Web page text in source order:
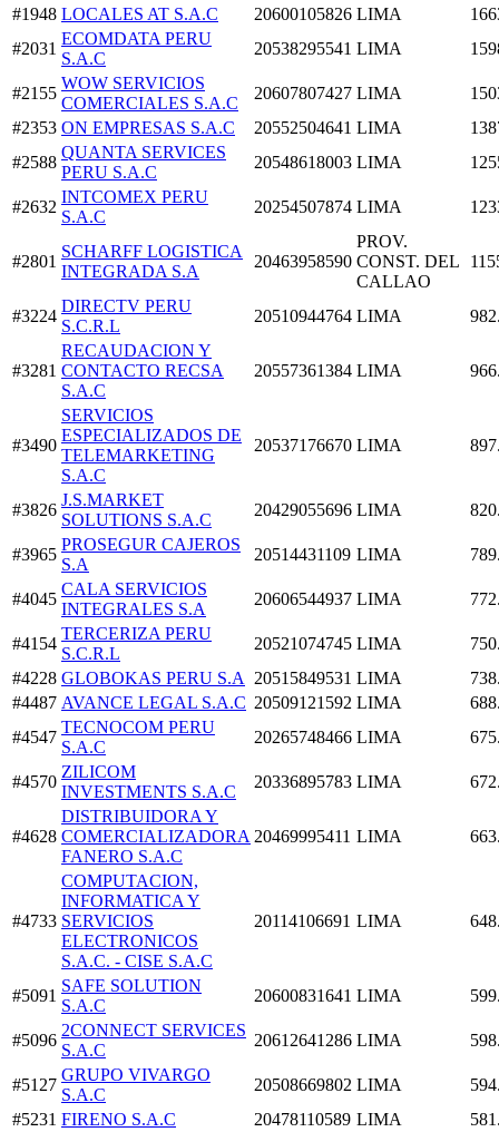
#1948 LOCALES AT S.A.C 20600105826 LIMA
#2031
ECOMDATA PERU
S.A.C
20538295541 LIMA
#2155
WOW SERVICIOS
COMERCIALES S.A.C
20607807427 LIMA
#2353 ON EMPRESAS S.A.C 20552504641 LIMA
#2588
QUANTA SERVICES
PERU S.A.C
20548618003 LIMA
#2632
INTCOMEX PERU
S.A.C
20254507874 LIMA
#2801
SCHARFF LOGISTICA
INTEGRADA S.A
20463958590
PROV.
CONST. DEL
CALLAO
#3224
DIRECTV PERU
S.C.R.L
20510944764 LIMA
#3281
RECAUDACION Y
CONTACTO RECSA
S.A.C
20557361384 LIMA
#3490
SERVICIOS
ESPECIALIZADOS DE
TELEMARKETING
S.A.C
20537176670 LIMA
#3826
J.S.MARKET
SOLUTIONS S.A.C
20429055696 LIMA
#3965
PROSEGUR CAJEROS
S.A
20514431109 LIMA
#4045
CALA SERVICIOS
INTEGRALES S.A
20606544937 LIMA
#4154
TERCERIZA PERU
S.C.R.L
20521074745 LIMA
#4228 GLOBOKAS PERU S.A 20515849531 LIMA
#4487 AVANCE LEGAL S.A.C 20509121592 LIMA
#4547
TECNOCOM PERU
S.A.C
20265748466 LIMA
#4570
ZILICOM
INVESTMENTS S.A.C
20336895783 LIMA
#4628
DISTRIBUIDORA Y
COMERCIALIZADORA
FANERO S.A.C
20469995411 LIMA
#4733
COMPUTACION,
INFORMATICA Y
SERVICIOS
ELECTRONICOS
S.A.C. - CISE S.A.C
20114106691 LIMA
#5091
SAFE SOLUTION
S.A.C
20600831641 LIMA
#5096
2CONNECT SERVICES
S.A.C
20612641286 LIMA
#5127
GRUPO VIVARGO
S.A.C
20508669802 LIMA
#5231 FIRENO S.A.C 20478110589 LIMA